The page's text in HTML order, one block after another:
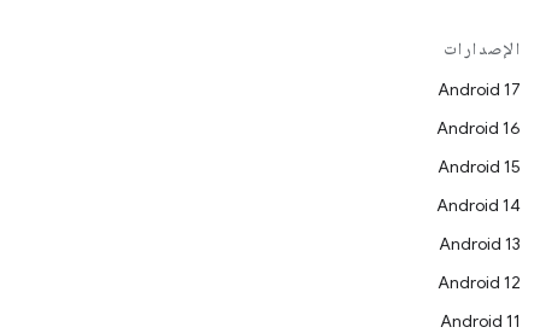
الإصدارات
Android 17
Android 16
Android 15
Android 14
Android 13
Android 12
Android 11